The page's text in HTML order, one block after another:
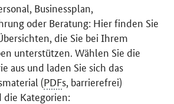
Businessplan,
oder Beratung: Hier finden Sie
die Sie bei Ihrem
unterstützen. Wählen Sie die
aus und laden Sie sich das
(PDFs, barrierefrei)
die Kategorien: